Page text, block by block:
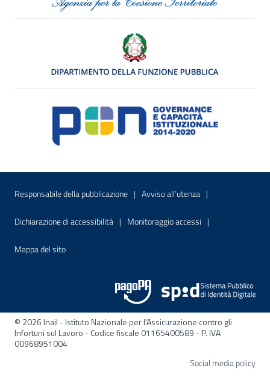
Menu di servizio
Responsabile della pubblicazione Sito interno - Apre in una nuova
Avviso all’utenza Sito interno -
Dichiarazione di accessibilità Sito interno - Apre in una nuova finestra
Monitoraggio accessi Sito interno -
Mappa del sitoSito interno - Apre nella stessa finestra
© 2026 Inail - Istituto Nazionale per l'Assicurazione contro gli
Infortuni sul Lavoro - Codice fiscale 01165400589 - P. IVA
00968951004
Social media policy